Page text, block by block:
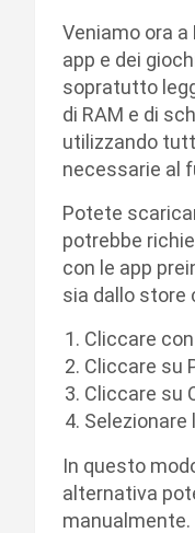
Veniamo ora a
app e dei
sopratutto
di RAM e di
utilizzando
necessarie al
Potete
potrebbe
con le app
sia dallo store
Cliccare
Cliccare su
Cliccare su
Selezionare
In questo
alternativa
manualmente.